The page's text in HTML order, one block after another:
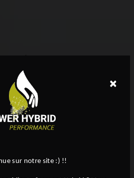
×
sur notre site :) !!